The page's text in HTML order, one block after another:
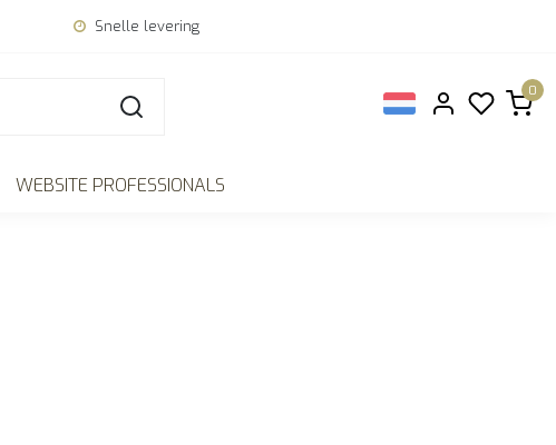
Snelle levering
0
WEBSITE PROFESSIONALS